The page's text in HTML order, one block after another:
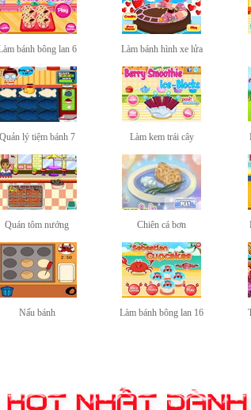
bánh bông lan 6 Làm bánh hình xe lửa
Quản lý tiệm bánh 7 Làm kem trái cây
Quán tôm nướng Chiên cá bơn
Nấu bánh Làm bánh bông lan 16